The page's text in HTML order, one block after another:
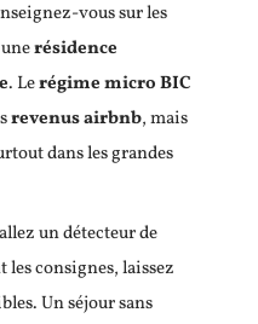
vous sur les
résidence
. Lerégime micro BIC
revenus airbnb, mais
dans les grandes
un détecteur de
consignes, laissez
Un séjour sans